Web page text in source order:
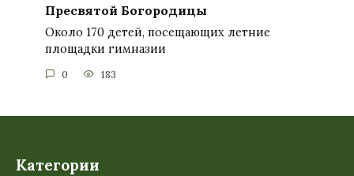
Пресвятой Богородицы
Около 170 детей, посещающих летние
площадки гимназии
0 183
Категории